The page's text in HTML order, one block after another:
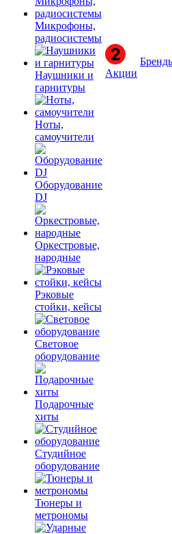
Микрофоны,
радиосистемы
Наушники и
гарнитуры
Ноты,
самоучители
Оборудование
DJ
Оркестровые,
народные
Рэковые
стойки, кейсы
Световое
оборудование
Подарочные
хиты
Студийное
оборудование
Тюнеры и
метрономы
Акции